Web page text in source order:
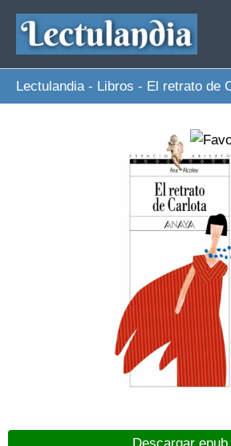
contenido
Lectulandia- Libros - El retrato de